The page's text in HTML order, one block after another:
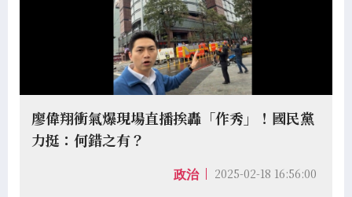
廖偉翔衝氣爆現場直播挨轟「作秀」！國民黨
力挺：何錯之有？
政治 2025-02-18 16:56:00